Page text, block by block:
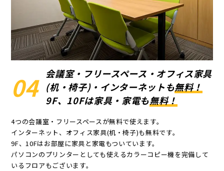
04
会議室・フリースペース・オフィス家具
(机・椅子)・インターネットも無料！
9F、10Fは家具・家電も無料！
4つの会議室・フリースペースが無料で使えます。
インターネット、オフィス家具(机・椅子)も無料です。
9F、10Fはお部屋に家具と家電もついています。
パソコンのプリンターとしても使えるカラーコピー機を完備して
いるフロアもございます。